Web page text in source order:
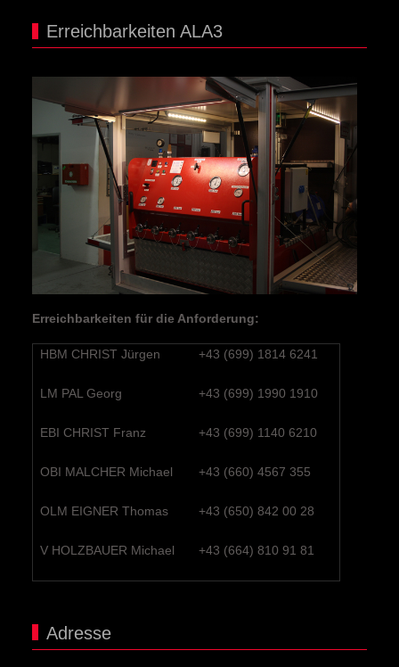
Erreichbarkeiten ALA3
Erreichbarkeiten für die Anforderung:
HBM CHRIST Jürgen +43 (699) 1814 6241
LM PAL Georg +43 (699) 1990 1910
EBI CHRIST Franz +43 (699) 1140 6210
OBI MALCHER Michael +43 (660) 4567 355
OLM EIGNER Thomas +43 (650) 842 00 28
V HOLZBAUER Michael +43 (664) 810 91 81
Adresse